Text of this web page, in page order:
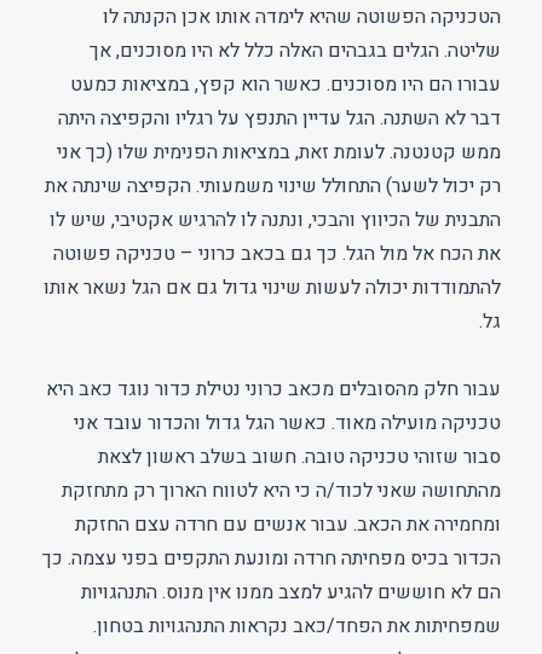
הטכניקה הפשוטה שהיא לימדה אותו אכן הקנתה לו
שליטה. הגלים בגבהים האלה כלל לא היו מסוכנים, אך
עבורו הם היו מסוכנים. כאשר הוא קפץ, במציאות כמעט
דבר לא השתנה. הגל עדיין התנפץ על רגליו והקפיצה היתה
ממש קטנטנה. לעומת זאת, במציאות הפנימית שלו (כך אני
רק יכול לשער) התחולל שינוי משמעותי. הקפיצה שינתה את
התבנית של הכיווץ והבכי, ונתנה לו להרגיש אקטיבי, שיש לו
את הכח אל מול הגל. כך גם בכאב כרוני – טכניקה פשוטה
להתמודדות יכולה לעשות שינוי גדול גם אם הגל נשאר אותו
גל.
עבור חלק מהסובלים מכאב כרוני נטילת כדור נוגד כאב היא
טכניקה מועילה מאוד. כאשר הגל גדול והכדור עובד אני
סבור שזוהי טכניקה טובה. חשוב בשלב ראשון לצאת
מהתחושה שאני לכוד/ה כי היא לטווח הארוך רק מתחזקת
ומחמירה את הכאב. עבור אנשים עם חרדה עצם החזקת
הכדור בכיס מפחיתה חרדה ומונעת התקפים בפני עצמה. כך
הם לא חוששים להגיע למצב ממנו אין מנוס. התנהגויות
שמפחיתות את הפחד/כאב נקראות התנהגויות בטחון.